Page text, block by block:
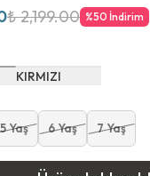
₺ 2,199.00 %50 İndirim
KIRMIZI
5 Yaş 6 Yaş 7 Yaş